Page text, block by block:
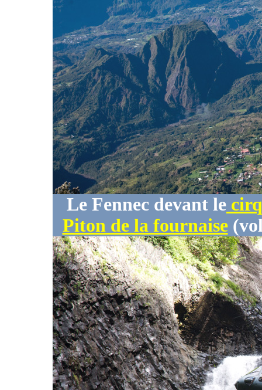
Le Fennec devant le
Piton de la fournaise